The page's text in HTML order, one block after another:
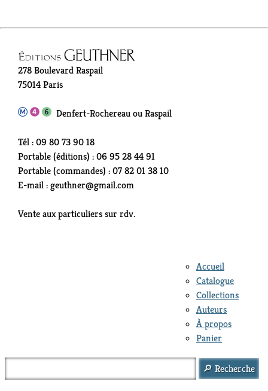
278 Boulevard Raspail
75014 Paris
Denfert-Rochereau ou Raspail
Tél : 09 80 73 90 18
Portable (éditions) : 06 95 28 44 91
Portable (commandes) : 07 82 01 38 10
E-mail : geuthner@gmail.com
Vente aux particuliers sur rdv.
Accueil
Catalogue
Collections
Auteurs
À propos
Panier